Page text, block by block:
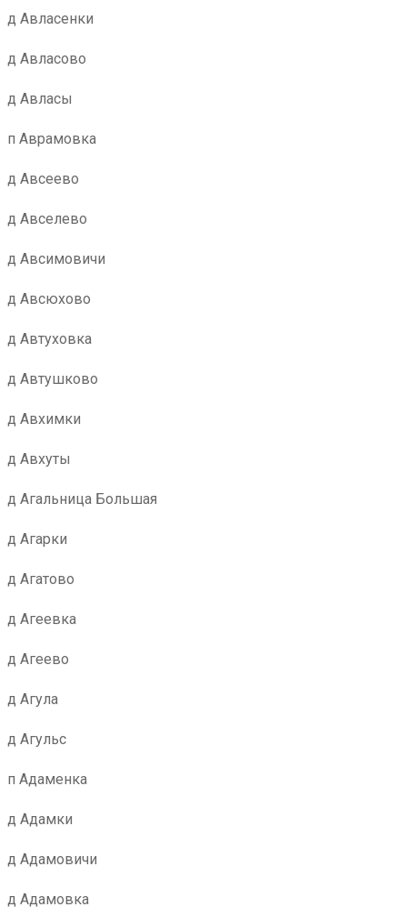
д Авласенки
д Авласово
д Авласы
п Аврамовка
д Авсеево
д Авселево
д Авсимовичи
д Авсюхово
д Автуховка
д Автушково
д Авхимки
д Авхуты
д Агальница Большая
д Агарки
д Агатово
д Агеевка
д Агеево
д Агула
д Агульс
п Адаменка
д Адамки
д Адамовичи
д Адамовка